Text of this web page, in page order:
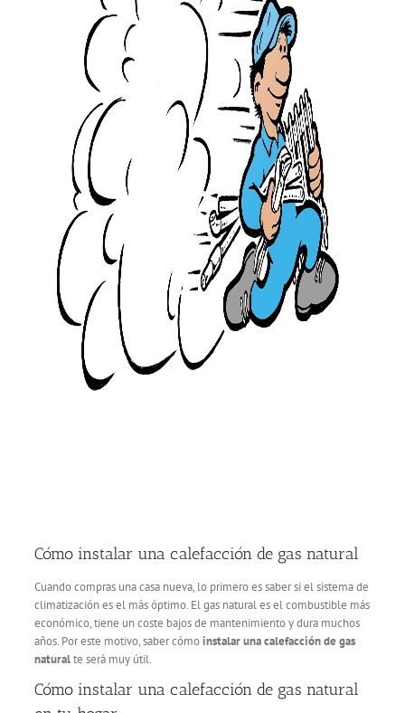
Servicio Técnico
Garantía
Blog
Trabaja con nosotros
Contacto
Cómo instalar una calefacción de gas natural
Cuando compras una casa nueva, lo primero es saber si el sistema de
climatización es el más óptimo. El gas natural es el combustible más
económico, tiene un coste bajos de mantenimiento y dura muchos
años. Por este motivo, saber cómoinstalar una calefacción de gas
naturalte será muy útil.
Cómo instalar una calefacción de gas natural